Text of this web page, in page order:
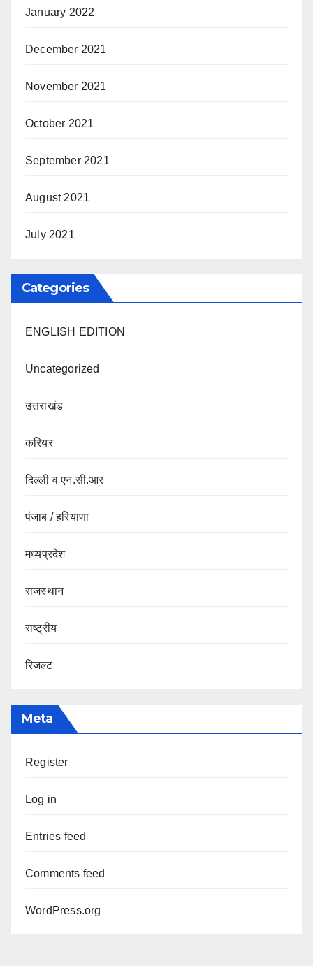
January 2022
December 2021
November 2021
October 2021
September 2021
August 2021
July 2021
Categories
ENGLISH EDITION
Uncategorized
उत्तराखंड
करियर
दिल्ली व एन.सी.आर
पंजाब / हरियाणा
मध्यप्रदेश
राजस्थान
राष्ट्रीय
रिजल्ट
Meta
Register
Log in
Entries feed
Comments feed
WordPress.org